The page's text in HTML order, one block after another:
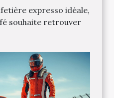
expresso idéale,
souhaite retrouver